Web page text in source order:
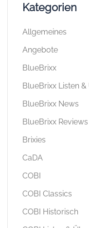
Kategorien
Allgemeines
Angebote
BlueBrixx
BlueBrixx Listen
BlueBrixx News
BlueBrixx Reviews
Brixies
CaDA
COBI
COBI Classics
COBI Historisch